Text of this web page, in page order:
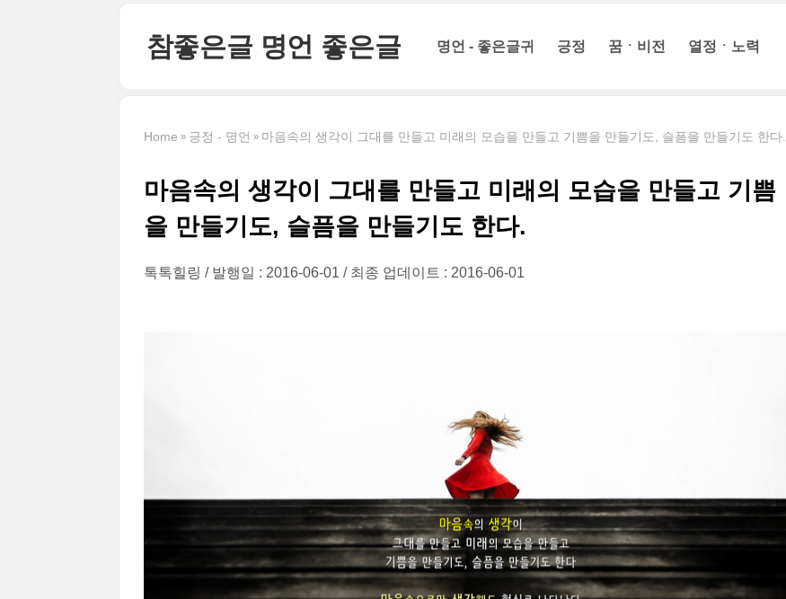
참좋은글 명언 좋은글 명언 - 좋은글귀 긍정 꿈ㆍ비전 열정ㆍ노력
Home 긍정 - 명언 마음속의 생각이 그대를 만들고 미래의 모습을 만들고 기쁨을 만들기도, 슬픔을 만들기도 한다.
마음속의 생각이 그대를 만들고 미래의 모습을 만들고 기쁨
을 만들기도, 슬픔을 만들기도 한다.
톡톡힐링 발행일 : 2016-06-01 최종 업데이트 : 2016-06-01